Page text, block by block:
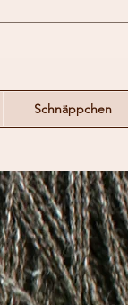
Schnäppchen